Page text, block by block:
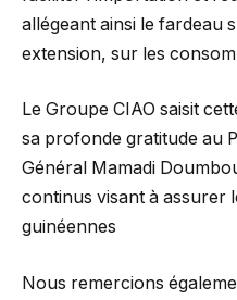
allégeant ainsi le fardeau
extension, sur les
Le Groupe CIAO saisit
sa profonde gratitude au
Général Mamadi
continus visant à assurer
guinéennes
Nous remercions